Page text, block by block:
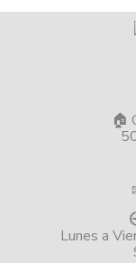
🏠
Lunes a